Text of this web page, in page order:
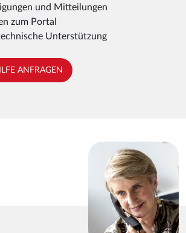
und Mitteilungen
zum Portal
Unterstützung
ANFRAGEN